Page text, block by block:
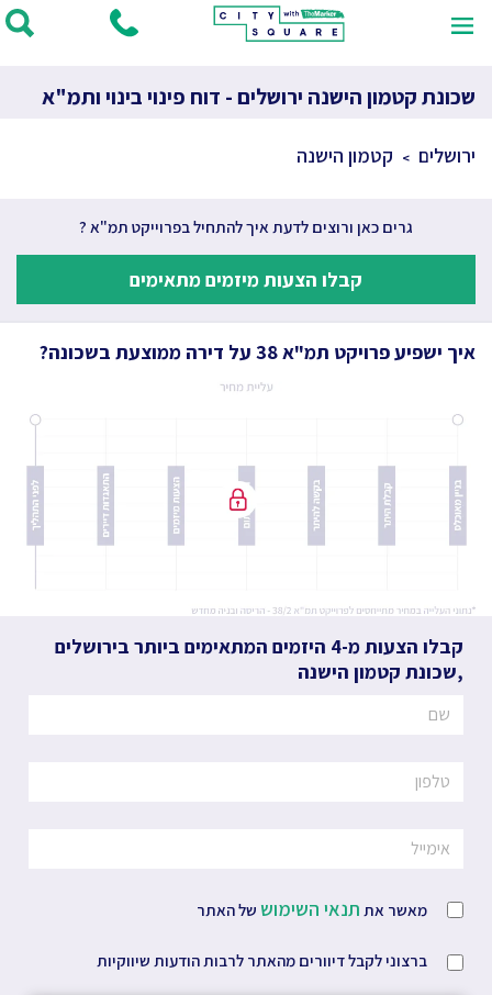
שכונת קטמון הישנה ירושלים - דוח פינוי בינוי ותמ"א
ירושלים קטמון הישנה
גרים כאן ורוצים לדעת איך להתחיל בפרוייקט תמ"א ?
קבלו הצעות מיזמים מתאימים
איך ישפיע פרויקט תמ"א 38 על דירה ממוצעת בשכונה?
קבלו הצעות מ-4 היזמים המתאימים ביותר
בירושלים
,שכונת קטמון הישנה
מאשר את תנאי השימוש של האתר
ברצוני לקבל דיוורים מהאתר לרבות הודעות שיווקיות